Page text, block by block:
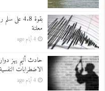
بقوة 4.8
معلنة
4 أيام ago
حادث أليم يهز
الاضطرابات
4 أيام ago